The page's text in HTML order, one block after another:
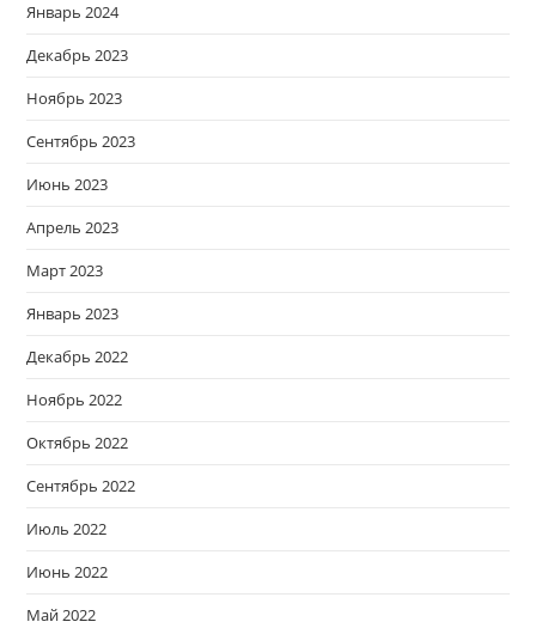
Январь 2024
Декабрь 2023
Ноябрь 2023
Сентябрь 2023
Июнь 2023
Апрель 2023
Март 2023
Январь 2023
Декабрь 2022
Ноябрь 2022
Октябрь 2022
Сентябрь 2022
Июль 2022
Июнь 2022
Май 2022